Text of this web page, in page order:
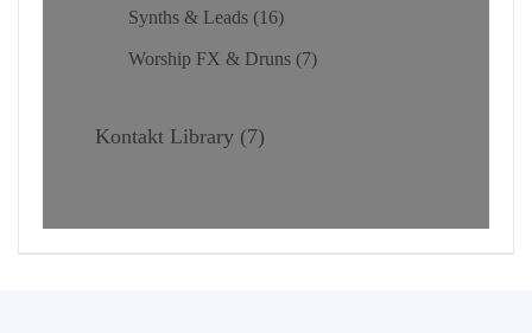
Synths & Leads 16
Worship FX & Druns 7
Kontakt Library 7